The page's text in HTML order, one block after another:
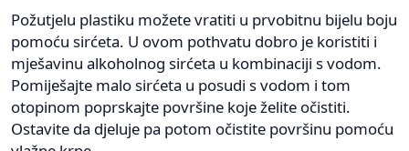
Požutjelu plastiku možete vratiti u prvobitnu bijelu boju
pomoću sirćeta. U ovom pothvatu dobro je koristiti i
mješavinu alkoholnog sirćeta u kombinaciji s vodom.
Pomiješajte malo sirćeta u posudi s vodom i tom
otopinom poprskajte površine koje želite očistiti.
Ostavite da djeluje pa potom očistite površinu pomoću